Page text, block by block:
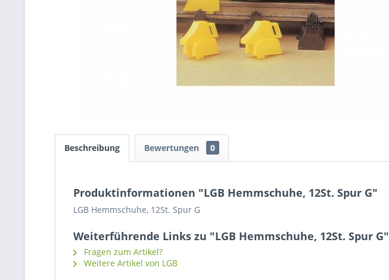
Beschreibung Bewertungen 0
Produktinformationen "LGB Hemmschuhe, 12St. Spur G"
LGB Hemmschuhe, 12St. Spur G
Weiterführende Links zu "LGB Hemmschuhe, 12St. Spur G"
Fragen zum Artikel?
Weitere Artikel von LGB